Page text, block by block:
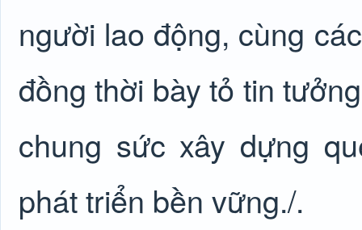
người lao động, cùng
đồng thời bày tỏ tin
chung sức xây dựng
phát triển bền vững./.